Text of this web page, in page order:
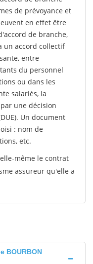
de prévoyance et
en effet être
de branche,
un accord collectif
entre
du personnel
ou dans les
salariés, la
une décision
Un document
: nom de
etc.
même le contrat
assureur qu'elle a
BOURBON